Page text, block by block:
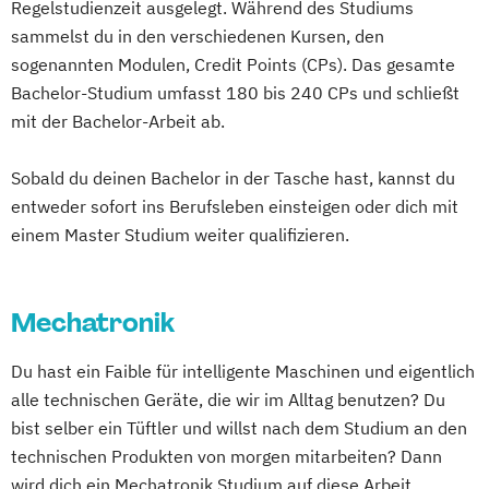
DevOps und Cloud Computing (DE/EN)
Digital Business (DE/EN)
Digital Business Management
Digital Entrepreneurship
(DE/EN)
Digital Product Management
Digital Transformation Management -
Digitale Transformation
E-Beratung in der Pädagogik
E-Commerce Elektrotechnik
Engineering (DE/EN)
Entrepreneurship (DE/EN)
Ergotherapie
Disability & Diversity Studies Disability
Dolmetschen: Österreichische
Gebärdensprache - Deutsch
Ergotherapie
Gesundheits- und Krankenpflege
Gesundheits- und Pflegemanagement
Hebammen
Industrial Power Electronics (EN)
Informationstechnologien - Medizintechnik
(DE/EN)
Informationstechnologien -
Regelstudienzeit ausgelegt. Während des Studiums
sammelst du in den verschiedenen Kursen, den
sogenannten Modulen, Credit Points (CPs). Das gesamte
Bachelor-Studium umfasst 180 bis 240 CPs und schließt
mit der Bachelor-Arbeit ab.
Sobald du deinen Bachelor in der Tasche hast, kannst du
entweder sofort ins Berufsleben einsteigen oder dich mit
einem Master Studium weiter qualifizieren.
Mechatronik
Du hast ein Faible für intelligente Maschinen und eigentlich
alle technischen Geräte, die wir im Alltag benutzen? Du
bist selber ein Tüftler und willst nach dem Studium an den
technischen Produkten von morgen mitarbeiten? Dann
wird dich ein Mechatronik Studium auf diese Arbeit